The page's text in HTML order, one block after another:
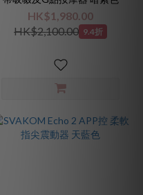
HK$1,980.00
HK$2,100.00 9.4折